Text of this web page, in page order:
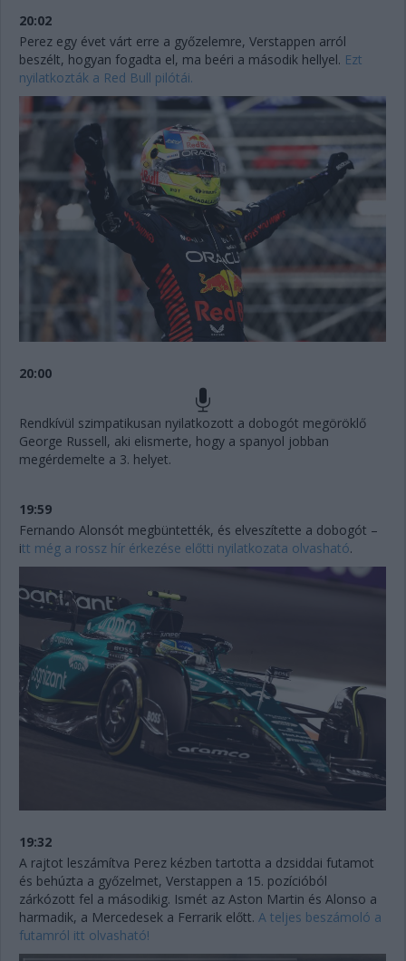
20:02
Perez egy évet várt erre a győzelemre, Verstappen arról
beszélt, hogyan fogadta el, ma beéri a második hellyel. Ezt
nyilatkozták a Red Bull pilótái.
20:00
Rendkívül szimpatikusan nyilatkozott a dobogót megöröklő
George Russell, aki elismerte, hogy a spanyol jobban
megérdemelte a 3. helyet.
19:59
Fernando Alonsót megbüntették, és elveszítette a dobogót –
itt még a rossz hír érkezése előtti nyilatkozata olvasható.
19:32
A rajtot leszámítva Perez kézben tartotta a dzsiddai futamot
és behúzta a győzelmet, Verstappen a 15. pozícióból
zárkózott fel a másodikig. Ismét az Aston Martin és Alonso a
harmadik, a Mercedesek a Ferrarik előtt. A teljes beszámoló a
futamról itt olvasható!